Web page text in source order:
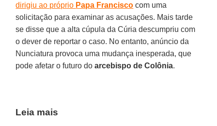
dirigiu ao próprio Papa Francisco com uma
solicitação para examinar as acusações. Mais tarde
se disse que a alta cúpula da Cúria descumpriu com
o dever de reportar o caso. No entanto, anúncio da
Nunciatura provoca uma mudança inesperada, que
pode afetar o futuro doarcebispo de Colônia.
Leia mais